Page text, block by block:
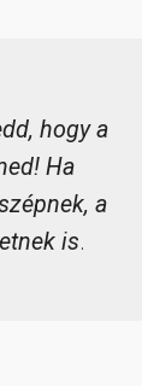
hogy a
Ha
a
is.